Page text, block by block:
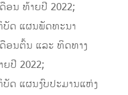
ອນ ທ້າຍປີ 2022;
ບັດ ແຜນພັດທະນາ
ອນຕົ້ນ ແລະ ທິດທາງ
ປີ 2022;
ດ ແຜນງົບປະມານແຫ່ງ